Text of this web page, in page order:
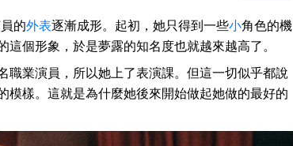
的外表逐漸成形。起初，她只得到一些小角色的機
個形象，於是夢露的知名度也就越來越高了。
職業演員，所以她上了表演課。但這一切似乎都說
模樣。這就是為什麼她後來開始做起她做的最好的